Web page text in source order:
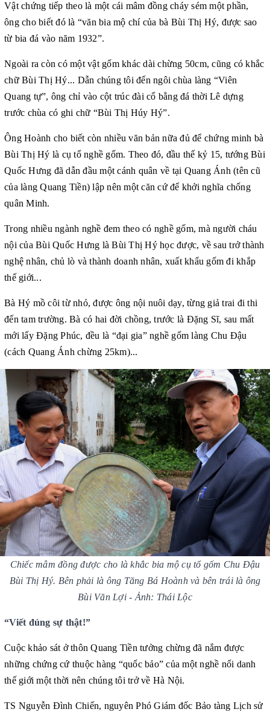
Vật chứng tiếp theo là một cái mâm đồng cháy sém một phần,
ông cho biết đó là “văn bia mộ chí của bà Bùi Thị Hý, được sao
từ bia đá vào năm 1932”.
Ngoài ra còn có một vật gốm khác dài chừng 50cm, cũng có khắc
chữ Bùi Thị Hý... Dẫn chúng tôi đến ngôi chùa làng “Viên
Quang tự”, ông chỉ vào cột trúc đài cổ bằng đá thời Lê dựng
trước chùa có ghi chữ “Bùi Thị Húy Hý”.
Ông Hoành cho biết còn nhiều văn bản nữa đủ để chứng minh bà
Bùi Thị Hý là cụ tổ nghề gốm. Theo đó, đầu thế kỷ 15, tướng Bùi
Quốc Hưng đã dẫn đầu một cánh quân về tại Quang Ánh (tên cũ
của làng Quang Tiền) lập nên một căn cứ để khởi nghĩa chống
quân Minh.
Trong nhiều ngành nghề đem theo có nghề gốm, mà người cháu
nội của Bùi Quốc Hưng là Bùi Thị Hý học được, về sau trở thành
nghệ nhân, chủ lò và thành doanh nhân, xuất khẩu gốm đi khắp
thế giới...
Bà Hý mồ côi từ nhỏ, được ông nội nuôi dạy, từng giả trai đi thi
đến tam trường. Bà có hai đời chồng, trước là Đặng Sĩ, sau mất
mới lấy Đặng Phúc, đều là “đại gia” nghề gốm làng Chu Đậu
(cách Quang Ánh chừng 25km)...
Chiếc mâm đồng được cho là khắc bia mộ cụ tổ gốm Chu Đậu
Bùi Thị Hý. Bên phải là ông Tăng Bá Hoành và bên trái là ông
Bùi Văn Lợi - Ảnh: Thái Lộc
“Viết đúng sự thật!”
Cuộc khảo sát ở thôn Quang Tiền tưởng chừng đã nắm được
những chứng cứ thuộc hàng “quốc bảo” của một nghề nổi danh
thế giới một thời nên chúng tôi trở về Hà Nội.
TS Nguyễn Đình Chiến, nguyên Phó Giám đốc Bảo tàng Lịch sử